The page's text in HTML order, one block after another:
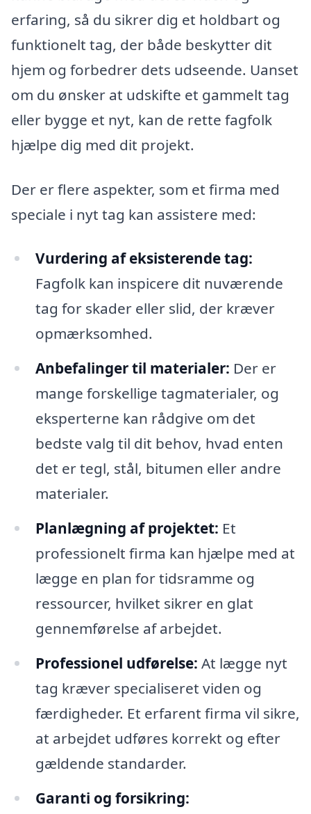
erfaring, så du sikrer dig et holdbart og
funktionelt tag, der både beskytter dit
hjem og forbedrer dets udseende. Uanset
om du ønsker at udskifte et gammelt tag
eller bygge et nyt, kan de rette fagfolk
hjælpe dig med dit projekt.
Der er flere aspekter, som et firma med
speciale i nyt tag kan assistere med:
Vurdering af eksisterende tag:
Fagfolk kan inspicere dit nuværende
tag for skader eller slid, der kræver
opmærksomhed.
Anbefalinger til materialer: Der er
mange forskellige tagmaterialer, og
eksperterne kan rådgive om det
bedste valg til dit behov, hvad enten
det er tegl, stål, bitumen eller andre
materialer.
Planlægning af projektet: Et
professionelt firma kan hjælpe med at
lægge en plan for tidsramme og
ressourcer, hvilket sikrer en glat
gennemførelse af arbejdet.
Professionel udførelse: At lægge nyt
tag kræver specialiseret viden og
færdigheder. Et erfarent firma vil sikre,
at arbejdet udføres korrekt og efter
gældende standarder.
Garanti og forsikring: